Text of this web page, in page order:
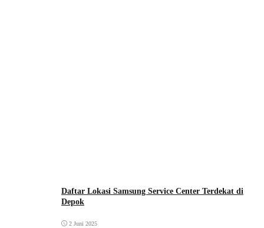
Daftar Lokasi Samsung Service Center Terdekat di
Depok
2 Juni 2025